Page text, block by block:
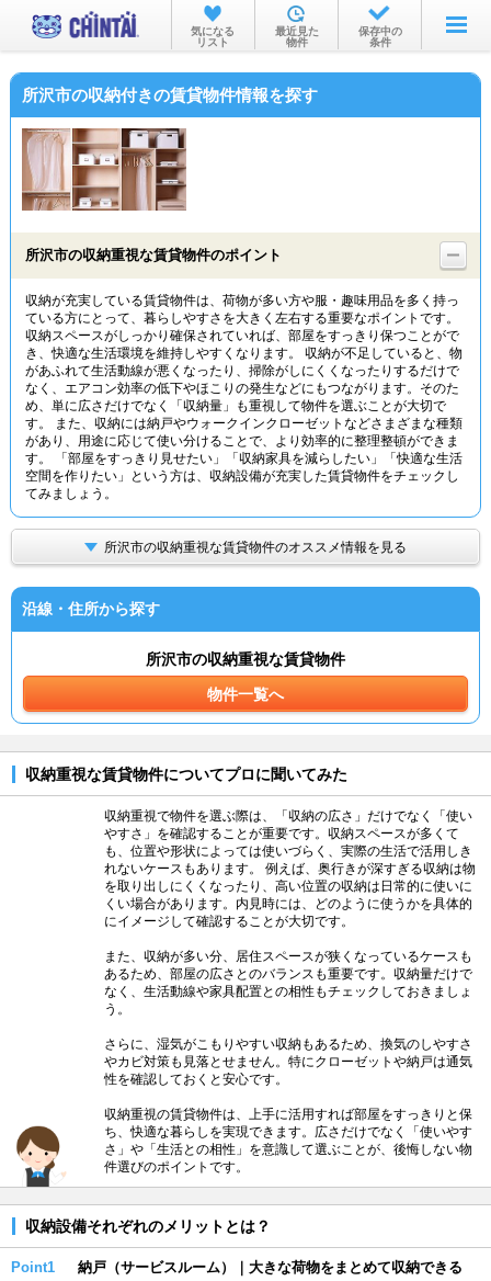
お部屋を探す
沿線・駅から
物件特集から
TOP
気になる
リスト
最近見た
物件
保存中の
条件
所沢市の収納付きの賃貸物件情報を探す
所沢市の収納重視な賃貸物件のポイント
収納が充実している賃貸物件は、荷物が多い方や服・趣味用品を多く持っ
ている方にとって、暮らしやすさを大きく左右する重要なポイントです。
収納スペースがしっかり確保されていれば、部屋をすっきり保つことがで
き、快適な生活環境を維持しやすくなります。 収納が不足していると、物
があふれて生活動線が悪くなったり、掃除がしにくくなったりするだけで
なく、エアコン効率の低下やほこりの発生などにもつながります。そのた
め、単に広さだけでなく「収納量」も重視して物件を選ぶことが大切で
す。 また、収納には納戸やウォークインクローゼットなどさまざまな種類
があり、用途に応じて使い分けることで、より効率的に整理整頓ができま
す。 「部屋をすっきり見せたい」「収納家具を減らしたい」「快適な生活
空間を作りたい」という方は、収納設備が充実した賃貸物件をチェックし
てみましょう。
所沢市の収納重視な賃貸物件のオススメ情報を見る
沿線・住所から探す
所沢市の収納重視な賃貸物件
物件一覧へ
収納重視な賃貸物件についてプロに聞いてみた
収納重視で物件を選ぶ際は、「収納の広さ」だけでなく「使い
やすさ」を確認することが重要です。収納スペースが多くて
も、位置や形状によっては使いづらく、実際の生活で活用しき
れないケースもあります。 例えば、奥行きが深すぎる収納は物
を取り出しにくくなったり、高い位置の収納は日常的に使いに
くい場合があります。内見時には、どのように使うかを具体的
にイメージして確認することが大切です。
また、収納が多い分、居住スペースが狭くなっているケースも
あるため、部屋の広さとのバランスも重要です。収納量だけで
なく、生活動線や家具配置との相性もチェックしておきましょ
う。
さらに、湿気がこもりやすい収納もあるため、換気のしやすさ
やカビ対策も見落とせません。特にクローゼットや納戸は通気
性を確認しておくと安心です。
収納重視の賃貸物件は、上手に活用すれば部屋をすっきりと保
ち、快適な暮らしを実現できます。広さだけでなく「使いやす
さ」や「生活との相性」を意識して選ぶことが、後悔しない物
件選びのポイントです。
収納設備それぞれのメリットとは？
Point1 納戸（サービスルーム）｜大きな荷物をまとめて収納できる